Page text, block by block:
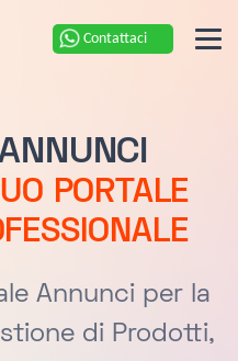
Contattaci
PORTALE
Annunci per la
di Prodotti,